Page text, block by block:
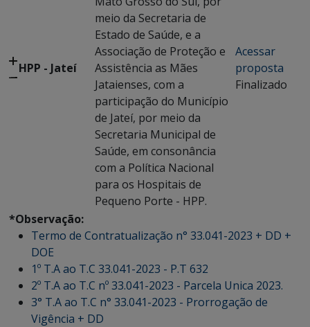
HPP - Jateí
meio da Secretaria de
Estado de Saúde, e a
Associação de Proteção e
Assistência as Mães
Jataienses, com a
participação do Município
de Jateí, por meio da
Secretaria Municipal de
Saúde, em consonância
com a Política Nacional
para os Hospitais de
Pequeno Porte - HPP.
Acessar
proposta
Finalizado
*Observação:
Termo de Contratualização n° 33.041-2023 + DD +
DOE
1º T.A ao T.C 33.041-2023 - P.T 632
2º T.A ao T.C nº 33.041-2023 - Parcela Unica 2023.
3° T.A ao T.C n° 33.041-2023 - Prorrogação de
Vigência + DD